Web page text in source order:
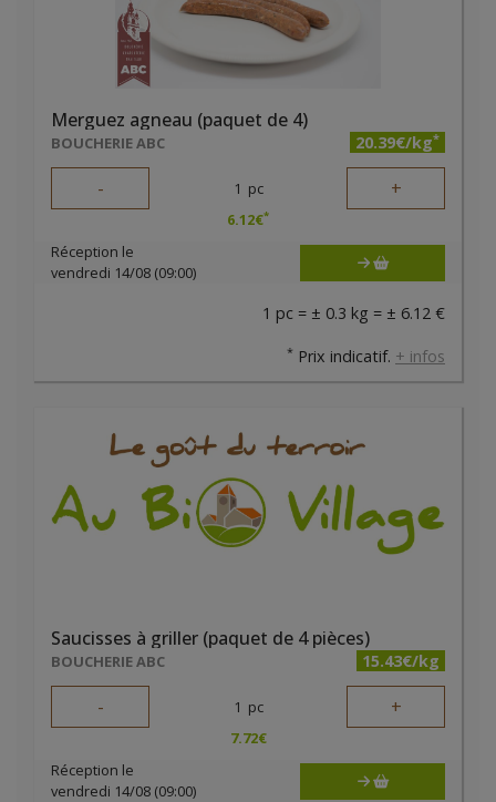
Merguez agneau (paquet de 4)
BOUCHERIE ABC 20.39€/kg*
- 1 pc +
6.12€*
Réception le
vendredi 14/08 (09:00)
1 pc = ± 0.3 kg = ± 6.12 €
* Prix indicatif. + infos
Saucisses à griller (paquet de 4 pièces)
BOUCHERIE ABC 15.43€/kg
- 1 pc +
7.72€
Réception le
vendredi 14/08 (09:00)